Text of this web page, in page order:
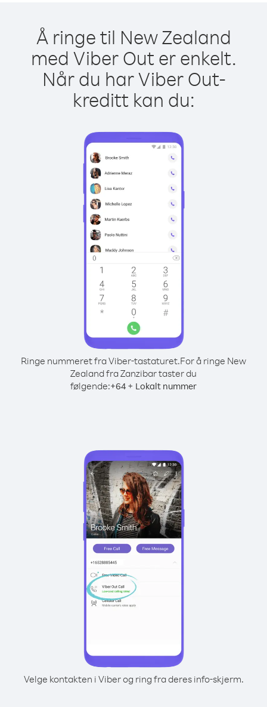
Å ringe til New Zealand
med Viber Out er enkelt.
Når du har Viber Out-
kreditt kan du:
Ringe nummeret fra Viber-tastaturet.For å ringe New
Zealand fra Zanzibar taster du
følgende:+64 + Lokalt nummer
Velge kontakten i Viber og ring fra deres info-skjerm.